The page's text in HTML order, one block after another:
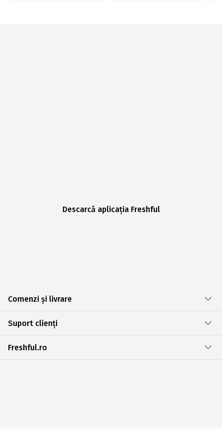
Descarcă aplicația Freshful
Comenzi și livrare
Suport clienți
Freshful.ro